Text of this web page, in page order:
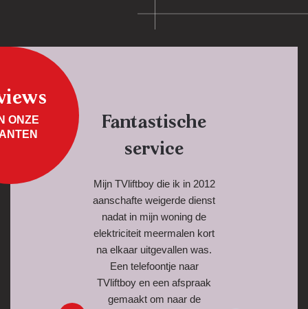
ONZE
Fantastische
service
Mijn TVliftboy die ik in 2012
aanschafte weigerde dienst
nadat in mijn woning de
elektriciteit meermalen kort
na elkaar uitgevallen was.
Een telefoontje naar
TVliftboy en een afspraak
gemaakt om naar de